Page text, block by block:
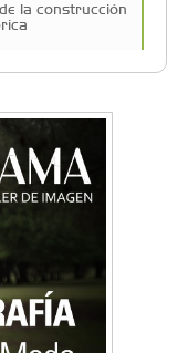
la construcción
voló en avión lo
necesitan
crecer con
mucho más:
aprender y